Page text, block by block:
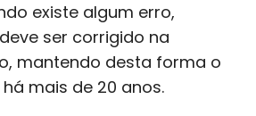
existe algum erro,
ser corrigido na
mantendo desta forma o
mais de 20 anos.